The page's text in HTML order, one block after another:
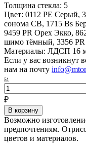
Толщина стекла: 5
Цвет: 0112 PE Серый,
сонома СВ, 1715 Bs
9459 PR Орех Экко,
шимо тёмный, 3356
Материалы: ЛДСП 16
Если у вас возникнут
нам на почту
51
₽
В корзину
Возможно
предпочтениям.
цветов и материалов.